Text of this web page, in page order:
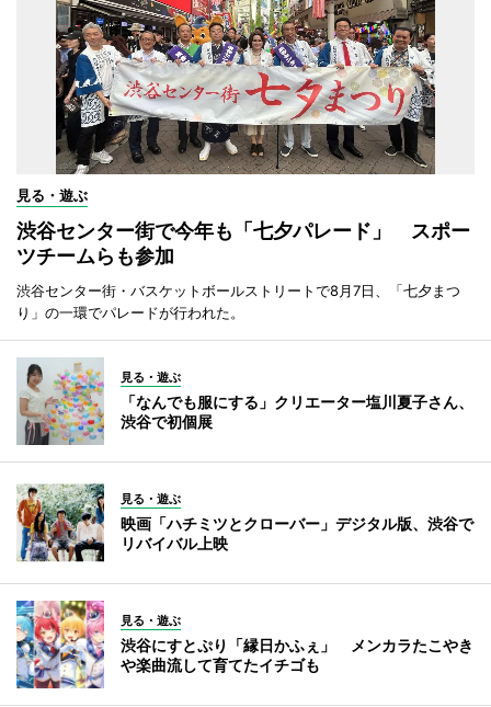
見る・遊ぶ
渋谷センター街で今年も「七夕パレード」 スポー
ツチームらも参加
渋谷センター街・バスケットボールストリートで8月7日、「七夕まつ
り」の一環でパレードが行われた。
見る・遊ぶ
「なんでも服にする」クリエーター塩川夏子さん、
渋谷で初個展
見る・遊ぶ
映画「ハチミツとクローバー」デジタル版、渋谷で
リバイバル上映
見る・遊ぶ
渋谷にすとぷり「縁日かふぇ」 メンカラたこやき
や楽曲流して育てたイチゴも